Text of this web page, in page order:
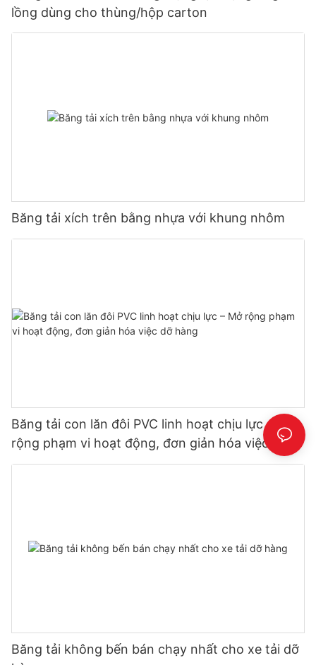
lồng dùng cho thùng/hộp carton
Băng tải xích trên bằng nhựa với khung nhôm
Băng tải con lăn đôi PVC linh hoạt chịu lực – Mở
rộng phạm vi hoạt động, đơn giản hóa việc dỡ
hàng
Băng tải không bến bán chạy nhất cho xe tải dỡ